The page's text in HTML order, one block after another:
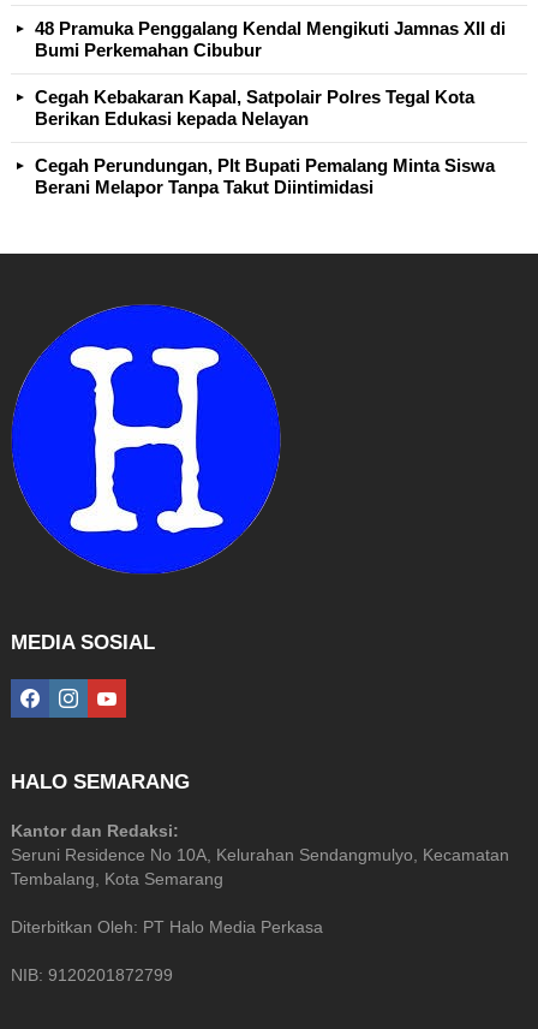
48 Pramuka Penggalang Kendal Mengikuti Jamnas XII di
Bumi Perkemahan Cibubur
Cegah Kebakaran Kapal, Satpolair Polres Tegal Kota
Berikan Edukasi kepada Nelayan
Cegah Perundungan, Plt Bupati Pemalang Minta Siswa
Berani Melapor Tanpa Takut Diintimidasi
MEDIA SOSIAL
facebookinstagramyoutube
HALO SEMARANG
Kantor dan Redaksi:
Seruni Residence No 10A, Kelurahan Sendangmulyo, Kecamatan
Tembalang, Kota Semarang
Diterbitkan Oleh: PT Halo Media Perkasa
NIB: 9120201872799